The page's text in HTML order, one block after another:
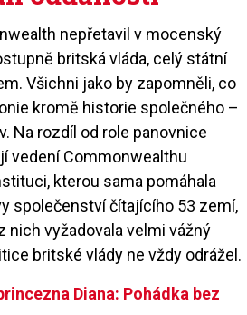
nepřetavil v mocenský
britská vláda, celý státní
Všichni jako by zapomněli, co
kromě historie společného –
Na rozdíl od role panovnice
vedení Commonwealthu
kterou sama pomáhala
společenství čítajícího 53 zemí,
nich vyžadovala velmi vážný
britské vlády ne vždy odrážel.
Diana: Pohádka bez